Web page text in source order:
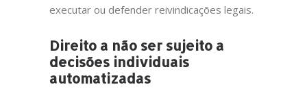
executar ou defender reivindicações legais.
Direito a não ser sujeito a
decisões individuais
automatizadas